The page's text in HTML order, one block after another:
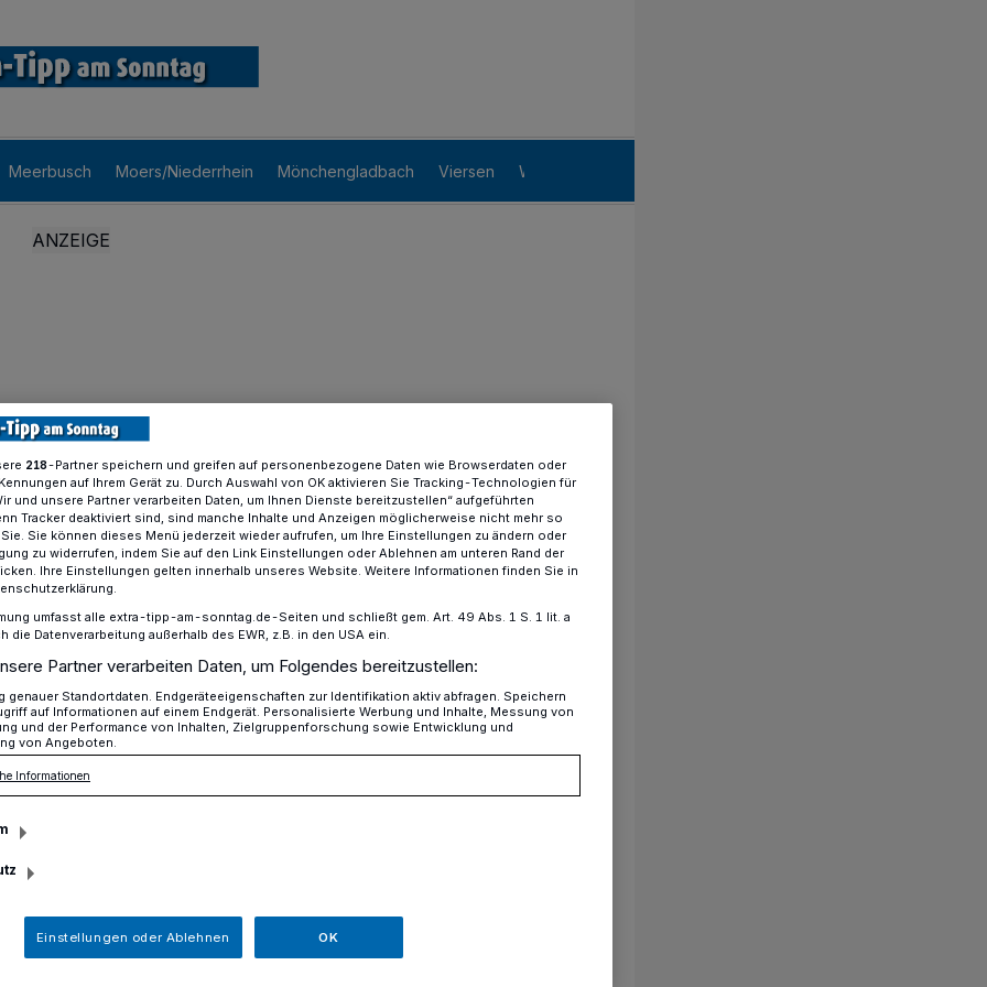
Meerbusch Moers/Niederrhein Mönchengladbach Viersen Willich
der Kronenstraße
auf der
(7. August 2023) gab es gleich
in Uerdingen. In der Zeit
hebelten Unbekannte die Haustür eines
sich so Zutritt zum Keller.
218-Partner speichern und greifen auf personenbezogene Daten wie Browserdaten oder
auf Ihrem Gerät zu. Durch Auswahl von OK aktivieren Sie Tracking-Technologien für
und unsere Partner verarbeiten Daten, um Ihnen Dienste bereitzustellen“ aufgeführten
Tracker deaktiviert sind, sind manche Inhalte und Anzeigen möglicherweise nicht mehr so
Sie können dieses Menü jederzeit wieder aufrufen, um Ihre Einstellungen zu ändern oder
zu widerrufen, indem Sie auf den Link Einstellungen oder Ablehnen am unteren Rand der
Ihre Einstellungen gelten innerhalb unseres Website. Weitere Informationen finden Sie in
umfasst alle extra-tipp-am-sonntag.de-Seiten und schließt gem. Art. 49 Abs. 1 S. 1 lit. a
die Datenverarbeitung außerhalb des EWR, z.B. in den USA ein.
Partner verarbeiten Daten, um Folgendes bereitzustellen:
genauer Standortdaten. Endgeräteeigenschaften zur Identifikation aktiv abfragen. Speichern
auf Informationen auf einem Endgerät. Personalisierte Werbung und Inhalte, Messung von
und der Performance von Inhalten, Zielgruppenforschung sowie Entwicklung und
von Angeboten.
Informationen
Einstellungen oder Ablehnen OK